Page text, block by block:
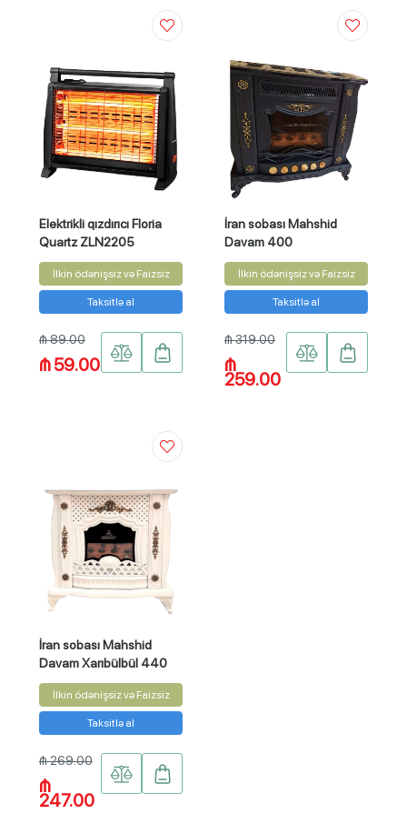
Elektrikli qızdırıcı Floria
Quartz ZLN2205
İlkin ödənişsiz və Faizsiz
Taksitlə al
₼ 89.00
₼ 59.00
İran sobası Mahshid
Davam 400
İlkin ödənişsiz və Faizsiz
Taksitlə al
₼ 319.00
₼
259.00
İran sobası Mahshid
Davam Xarıbülbül 440
İlkin ödənişsiz və Faizsiz
Taksitlə al
₼ 269.00
₼
247.00